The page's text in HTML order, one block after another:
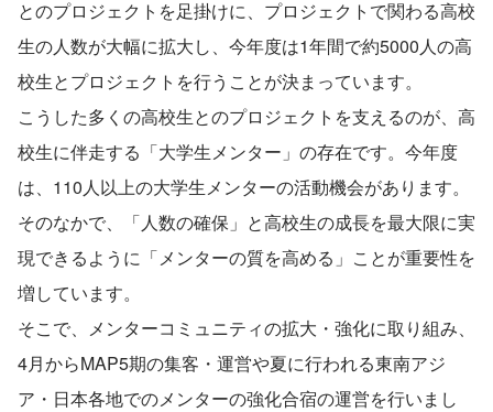
とのプロジェクトを足掛けに、プロジェクトで関わる高校
生の人数が大幅に拡大し、今年度は1年間で約5000人の高
校生とプロジェクトを行うことが決まっています。
こうした多くの高校生とのプロジェクトを支えるのが、高
校生に伴走する「大学生メンター」の存在です。今年度
は、110人以上の大学生メンターの活動機会があります。
そのなかで、「人数の確保」と高校生の成長を最大限に実
現できるように「メンターの質を高める」ことが重要性を
増しています。
そこで、メンターコミュニティの拡大・強化に取り組み、
4月からMAP5期の集客・運営や夏に行われる東南アジ
ア・日本各地でのメンターの強化合宿の運営を行いまし